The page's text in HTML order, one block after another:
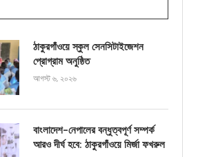
ঠাকুরগাঁওয়ে স্কুল সেনসিটাইজেশন
প্রোগ্রাম অনুষ্ঠিত
আগস্ট ৬, ২০২৬
বাংলাদেশ-নেপালের বন্ধুত্বপূর্ণ সম্পর্ক
আরও দীর্ঘ হবে: ঠাকুরগাঁওয়ে মির্জা ফখরুল